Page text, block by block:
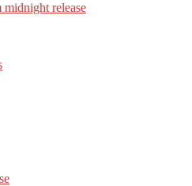
release